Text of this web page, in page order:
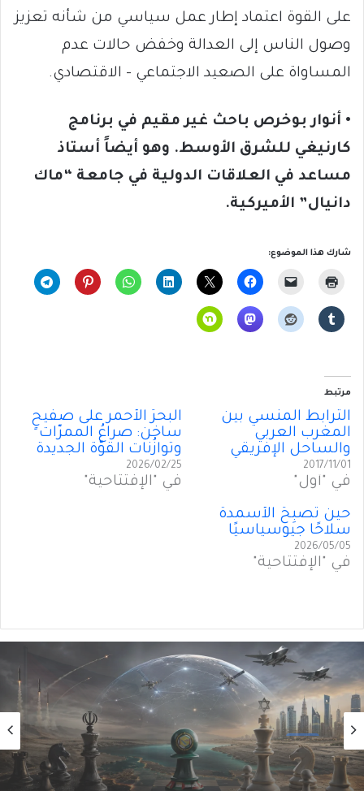
على القوة اعتماد إطار عمل سياسي من شأنه تعزيز
وصول الناس إلى العدالة وخفض حالات عدم
المساواة على الصعيد الاجتماعي – الاقتصادي.
• أنوار بوخرص باحث غير مقيم في برنامج
كارنيغي للشرق الأوسط. وهو أيضاً أستاذ
مساعد في العلاقات الدولية في جامعة “ماك
دانيال” الأميركية.
شارك هذا الموضوع:
مرتبط
الترابط المنسي بين
المغرب العربي
والساحل الإفريقي
2017/11/01
في "أول"
البحرُ الأحمر على صفيحٍ
ساخن: صراعُ الممرّات
وتوازُنات القوّة الجديدة
2026/02/25
في "الإفتتاحية"
حين تُصبِحُ الأسمدة
سلاحًا جيوسياسيًا
2026/05/05
في "الإفتتاحية"
أول
2026/08/03
أَمنُ الخليج في زمنِ التحوُّلات الكبرى (5 من 5)